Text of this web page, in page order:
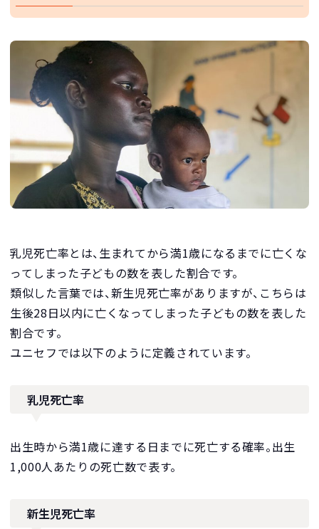
乳児死亡率とは、生まれてから満1歳になるまでに亡くな
ってしまった子どもの数を表した割合です。
類似した言葉では、新生児死亡率がありますが、こちらは
生後28日以内に亡くなってしまった子どもの数を表した
割合です。
ユニセフでは以下のように定義されています。
乳児死亡率
出生時から満1歳に達する日までに死亡する確率。出生
1,000人あたりの死亡数で表す。
新生児死亡率